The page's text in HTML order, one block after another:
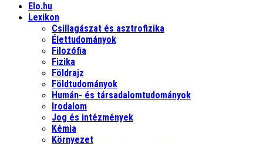
Elo.hu
Lexikon
Csillagászat és asztrofizika
Élettudományok
Filozófia
Fizika
Földrajz
Földtudományok
Humán- és társadalomtudományok
Irodalom
Jog és intézmények
Kémia
Környezet